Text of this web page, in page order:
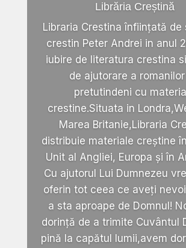
Librăria Creștină
Libraria Crestina înființată de
crestin Peter Andrei in anul
iubire de literatura crestina
de ajutorare a
pretutindeni cu
crestine.Situata in
Marea Britanie,Libraria
distribuie materiale creștine
Unit al Angliei, Europa și în
Cu ajutorul Lui Dumnezeu
oferin tot ceea ce aveți
a sta aproape de Domnul!
dorință de a trimite Cuvântul
pină la capătul lumii,avem